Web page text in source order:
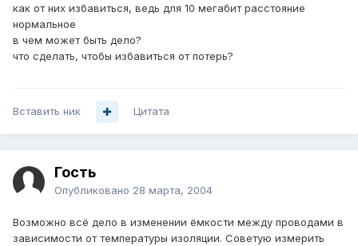
как от них избавиться, ведь для 10 мегабит расстояние
нормальное
в чем может быть дело?
что сделать, чтобы избавиться от потерь?
Вставить ник Цитата
Гость
Опубликовано 28 марта, 2004
Возможно всё дело в изменении ёмкости между проводами в
зависимости от температуры изоляции. Советую измерить